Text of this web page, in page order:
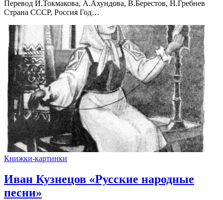
Перевод И.Токмакова, А.Ахундова, В.Берестов, Н.Гребнев
Страна СССР, Россия Год…
Книжки-картинки
Иван Кузнецов «Русские народные
песни»